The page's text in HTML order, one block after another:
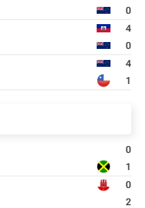
0
4
0
4
1
0
1
0
2